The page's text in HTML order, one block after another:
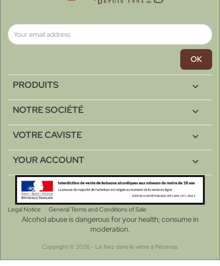
PRODUITS 
NOTRE SOCIÉTÉ 
VOTRE CAVISTE 
YOUR ACCOUNT 
Legal Notice General Terms and Conditions of Sale
Alcohol abuse is dangerous for your health; consume in
moderation.
Copyright © 2026 - Le Nez dans le verre à Pézenas.